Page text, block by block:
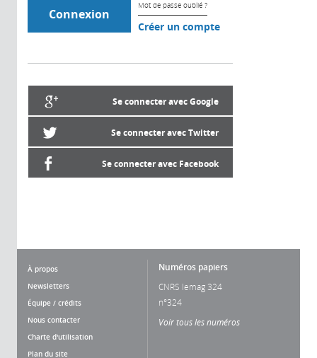
Mot de passe oublié ?
Créer un compte
Se connecter avec Google
Se connecter avec Twitter
Se connecter avec Facebook
À propos
Newsletters
Équipe / crédits
Nous contacter
Charte d'utilisation
Plan du site
Numéros papiers
CNRS lemag 324
n°324
Voir tous les numéros